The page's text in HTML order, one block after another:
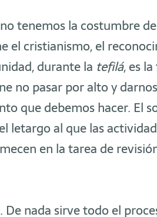
tenemos la costumbre
el cristianismo, el
durante la tefilá, es
no pasar por alto y
que debemos hacer. El
letargo al que las
en la tarea de
nada sirve todo el